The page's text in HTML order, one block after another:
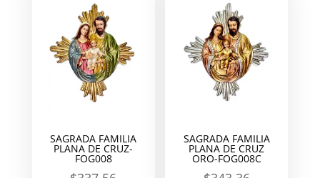
SAGRADA FAMILIA
PLANA DE CRUZ-
FOG008
SAGRADA FAMILIA
PLANA DE CRUZ
ORO-FOG008C